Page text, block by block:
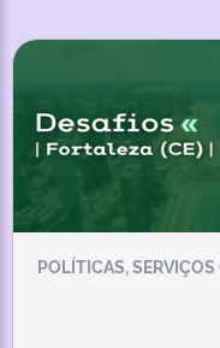
POLÍTICAS,